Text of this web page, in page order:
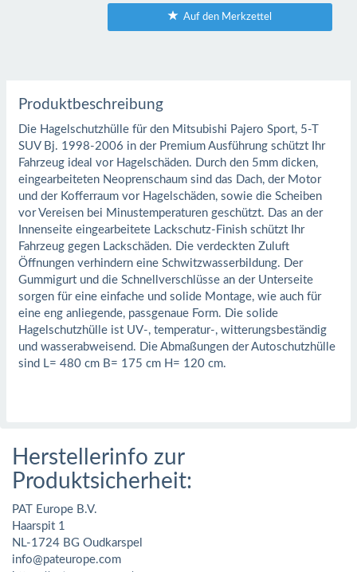
Auf den Merkzettel
Produktbeschreibung
Die Hagelschutzhülle für den Mitsubishi Pajero Sport, 5-T
SUV Bj. 1998-2006 in der Premium Ausführung schützt Ihr
Fahrzeug ideal vor Hagelschäden. Durch den 5mm dicken,
eingearbeiteten Neoprenschaum sind das Dach, der Motor
und der Kofferraum vor Hagelschäden, sowie die Scheiben
vor Vereisen bei Minustemperaturen geschützt. Das an der
Innenseite eingearbeitete Lackschutz-Finish schützt Ihr
Fahrzeug gegen Lackschäden. Die verdeckten Zuluft
Öffnungen verhindern eine Schwitzwasserbildung. Der
Gummigurt und die Schnellverschlüsse an der Unterseite
sorgen für eine einfache und solide Montage, wie auch für
eine eng anliegende, passgenaue Form. Die solide
Hagelschutzhülle ist UV-, temperatur-, witterungsbeständig
und wasserabweisend. Die Abmaßungen der Autoschutzhülle
sind L= 480 cm B= 175 cm H= 120 cm.
Herstellerinfo zur
Produktsicherheit:
PAT Europe B.V.
Haarspit 1
NL-1724 BG Oudkarspel
info@pateurope.com